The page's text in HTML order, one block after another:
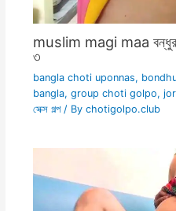
muslim magi maa বন্ধুর
৩
bangla choti uponnas,
bangla, group choti golpo,
সেক্স গল্প/ By chotigolpo.club